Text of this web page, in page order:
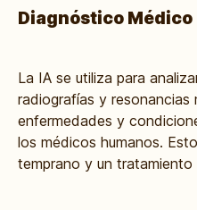
Diagnóstico Médico
La IA se utiliza para
radiografías y
enfermedades y
los médicos humanos.
temprano y un